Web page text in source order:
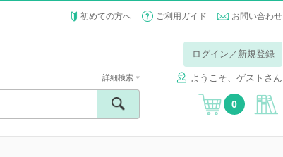
初めての方へ ご利用ガイド お問い合わせ
ログイン／新規登録
ようこそ、ゲストさん
詳細検索
0